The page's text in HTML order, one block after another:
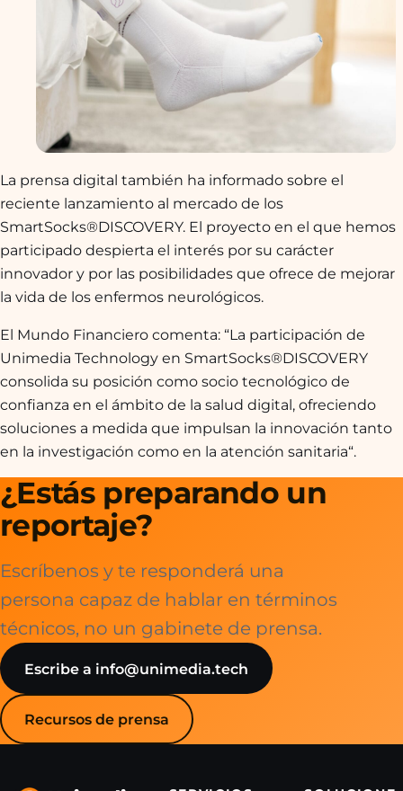
La prensa digital también ha informado sobre el
reciente lanzamiento al mercado de los
SmartSocks®DISCOVERY. El proyecto en el que hemos
participado despierta el interés por su carácter
innovador y por las posibilidades que ofrece de mejorar
la vida de los enfermos neurológicos.
El Mundo Financiero comenta: “La participación de
Unimedia Technology en SmartSocks®DISCOVERY
consolida su posición como socio tecnológico de
confianza en el ámbito de la salud digital, ofreciendo
soluciones a medida que impulsan la innovación tanto
en la investigación como en la atención sanitaria“.
¿Estás preparando un
reportaje?
Escríbenos y te responderá una
persona capaz de hablar en términos
técnicos, no un gabinete de prensa.
Escribe a info@unimedia.tech
Recursos de prensa